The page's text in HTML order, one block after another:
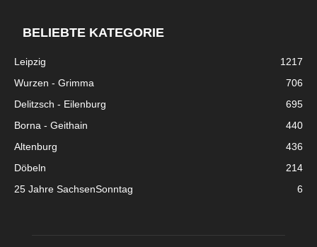
BELIEBTE KATEGORIE
Leipzig
1217
Wurzen - Grimma
706
Delitzsch - Eilenburg
695
Borna - Geithain
440
Altenburg
436
Döbeln
214
25 Jahre SachsenSonntag
6